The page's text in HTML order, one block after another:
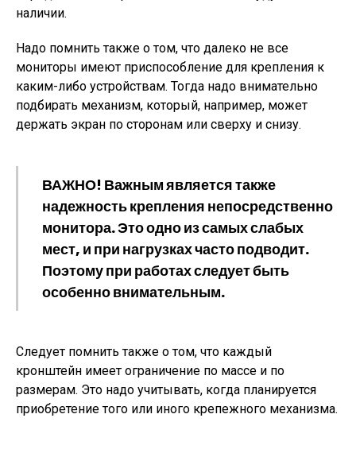
наличии.
Надо помнить также о том, что далеко не все
мониторы имеют приспособление для крепления к
каким-либо устройствам. Тогда надо внимательно
подбирать механизм, который, например, может
держать экран по сторонам или сверху и снизу.
ВАЖНО! Важным является также
надежность крепления непосредственно
монитора. Это одно из самых слабых
мест, и при нагрузках часто подводит.
Поэтому при работах следует быть
особенно внимательным.
Следует помнить также о том, что каждый
кронштейн имеет ограничение по массе и по
размерам. Это надо учитывать, когда планируется
приобретение того или иного крепежного механизма.